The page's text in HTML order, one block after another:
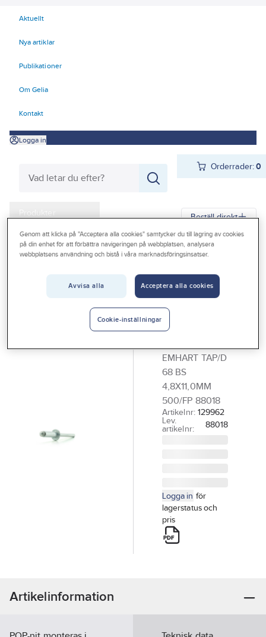
Aktuellt
Nya artiklar
Publikationer
Om Gelia
Kontakt
Logga in
Orderrader:0
Produkter
Kampanjer
Outlet
Beställ direkt
Gelia Produkter Infästning Nit Blindnit
standard,
aluminium
EMHART TAP/D
68 BS
4,8X11,0MM
500/FP 88018
Artikelnr: 129962
Lev.
artikelnr:
88018
Logga in för
lagerstatus och
pris
Artikelinformation
Genom att klicka på "Acceptera alla cookies" samtycker du till lagring av cookies
på din enhet för att förbättra navigeringen på webbplatsen, analysera
webbplatsens användning och bistå i våra marknadsföringsinsatser.
Avvisa alla Acceptera alla cookies
Cookie-inställningar